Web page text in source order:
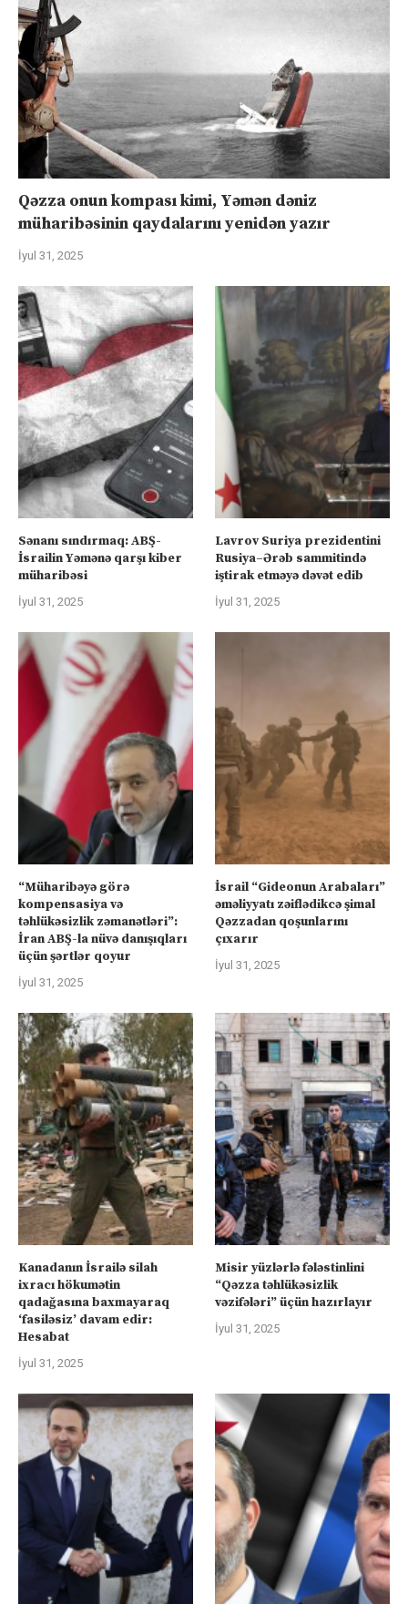
Qəzza onun kompası kimi, Yəmən dəniz
müharibəsinin qaydalarını yenidən yazır
İyul 31, 2025
Sənanı sındırmaq: ABŞ-
İsrailin Yəmənə qarşı kiber
müharibəsi
İyul 31, 2025
Lavrov Suriya prezidentini
Rusiya–Ərəb sammitində
iştirak etməyə dəvət edib
İyul 31, 2025
“Müharibəyə görə
kompensasiya və
təhlükəsizlik zəmanətləri”:
İran ABŞ-la nüvə danışıqları
üçün şərtlər qoyur
İyul 31, 2025
İsrail “Gideonun Arabaları”
əməliyyatı zəiflədikcə şimal
Qəzzadan qoşunlarını
çıxarır
İyul 31, 2025
Kanadanın İsrailə silah
ixracı hökumətin
qadağasına baxmayaraq
‘fasiləsiz’ davam edir:
Hesabat
İyul 31, 2025
Misir yüzlərlə fələstinlini
“Qəzza təhlükəsizlik
vəzifələri” üçün hazırlayır
İyul 31, 2025